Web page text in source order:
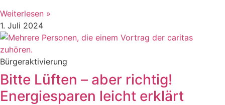
Weiterlesen »
1. Juli 2024
Bürgeraktivierung
Bitte Lüften – aber richtig!
Energiesparen leicht erklärt